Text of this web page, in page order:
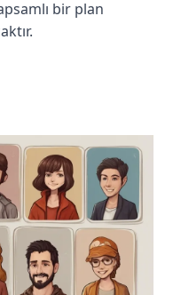
bir plan